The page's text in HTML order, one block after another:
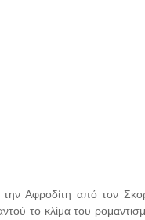
Αφροδίτη από τον
το κλίμα του